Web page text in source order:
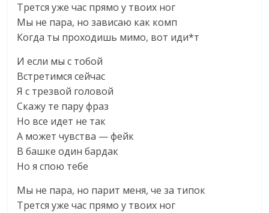
Трется уже час прямо у твоих ног
Мы не пара, но зависаю как комп
Когда ты проходишь мимо, вот иди*т
И если мы с тобой
Встретимся сейчас
Я с трезвой головой
Скажу те пару фраз
Но все идет не так
А может чувства — фейк
В башке один бардак
Но я спою тебе
Мы не пара, но парит меня, че за типок
Трется уже час прямо у твоих ног